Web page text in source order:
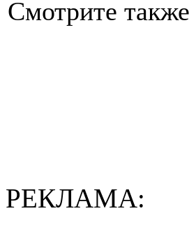
Смотрите также
РЕКЛАМА: